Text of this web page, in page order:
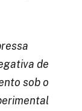
de
sob o